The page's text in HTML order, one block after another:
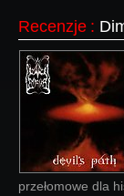
Recenzje :
przełomowe dla